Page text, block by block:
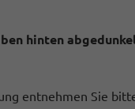
hinten
entnehmen Sie